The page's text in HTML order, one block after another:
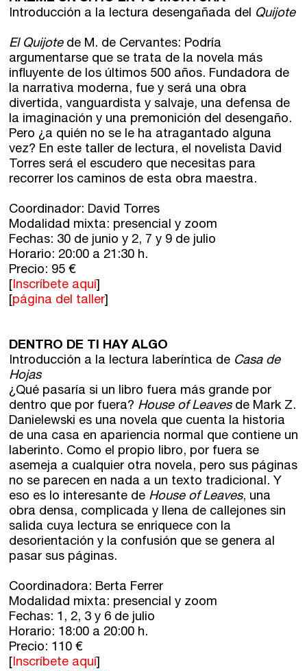
Horario de atención:
De lunes a viernes
de 10 a 15 y 17 a 20 horas
Introducción a la lectura desengañada del Quijote
El Quijotede M. de Cervantes: Podría
argumentarse que se trata de la novela más
influyente de los últimos 500 años. Fundadora de
la narrativa moderna, fue y será una obra
divertida, vanguardista y salvaje, una defensa de
la imaginación y una premonición del desengaño.
Pero ¿a quién no se le ha atragantado alguna
vez? En este taller de lectura, el novelista David
Torres será el escudero que necesitas para
recorrer los caminos de esta obra maestra.
Coordinador: David Torres
Modalidad mixta: presencial y zoom
Fechas: 30 de junio y 2, 7 y 9 de julio
Horario: 20:00 a 21:30 h.
Precio: 95 €
Inscríbete aquí
página del taller]
DENTRO DE TI HAY ALGO
Introducción a la lectura laberíntica de Casa de
Hojas
¿Qué pasaría si un libro fuera más grande por
dentro que por fuera? House of Leavesde Mark Z.
Danielewski es una novela que cuenta la historia
de una casa en apariencia normal que contiene un
laberinto. Como el propio libro, por fuera se
asemeja a cualquier otra novela, pero sus páginas
no se parecen en nada a un texto tradicional. Y
eso es lo interesante de House of Leaves, una
obra densa, complicada y llena de callejones sin
salida cuya lectura se enriquece con la
desorientación y la confusión que se genera al
pasar sus páginas.
Coordinadora: Berta Ferrer
Modalidad mixta: presencial y zoom
Fechas: 1, 2, 3 y 6 de julio
Horario: 18:00 a 20:00 h.
Precio: 110 €
Inscríbete aquí